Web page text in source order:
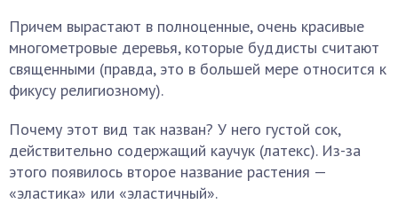
Причем вырастают в полноценные, очень красивые
многометровые деревья, которые буддисты считают
священными (правда, это в большей мере относится к
фикусу религиозному).
Почему этот вид так назван? У него густой сок,
действительно содержащий каучук (латекс). Из-за
этого появилось второе название растения —
«эластика» или «эластичный».